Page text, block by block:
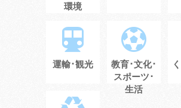
環境
運輸･観光
教育･文化･
スポーツ･
生活